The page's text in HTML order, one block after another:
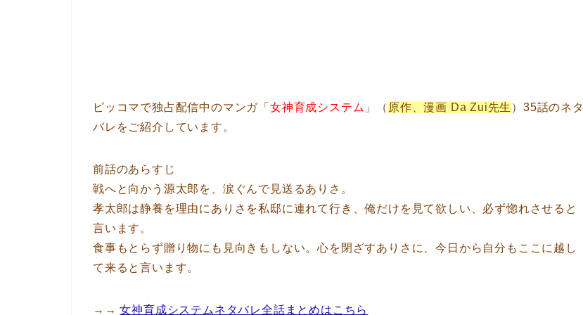
ピッコマで独占配信中のマンガ「 女神育成システム 」（ 原作、漫画 Da Zui先生 ）35話のネタ
バレをご紹介しています。
前話のあらすじ
戦へと向かう源太郎を、涙ぐんで見送るありさ。
孝太郎は静養を理由にありさを私邸に連れて行き、俺だけを見て欲しい、必ず惚れさせると
言います。
食事もとらず贈り物にも見向きもしない。心を閉ざすありさに、今日から自分もここに越し
て来ると言います。
→→女神育成システムネタバレ全話まとめはこちら